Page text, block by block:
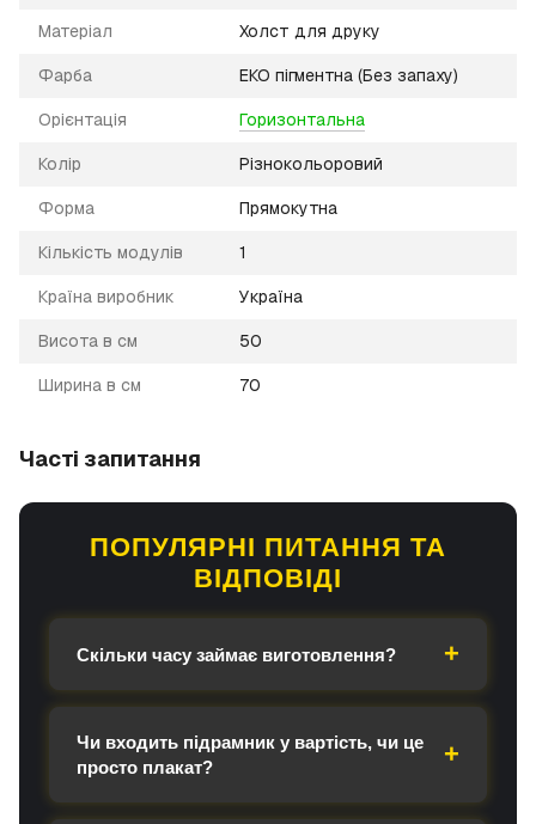
Матеріал Холст для друку
Фарба ЕКО пігментна (Без запаху)
Орієнтація Горизонтальна
Колір Різнокольоровий
Форма Прямокутна
Кількість модулів 1
Країна виробник Україна
Висота в см 50
Ширина в см 70
Часті запитання
ПОПУЛЯРНІ ПИТАННЯ ТА
ВІДПОВІДІ
Скільки часу займає виготовлення?
Чи входить підрамник у вартість, чи це
просто плакат?